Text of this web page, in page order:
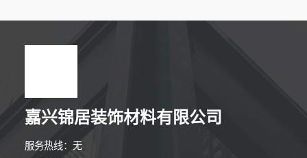
嘉兴锦居装饰材料有限公司
服务热线：无